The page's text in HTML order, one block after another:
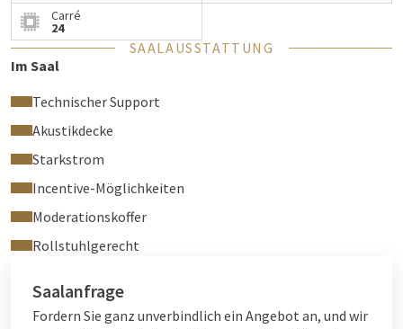
Carré
24
SAALAUSSTATTUNG
Im Saal
Technischer Support
Akustikdecke
Starkstrom
Incentive-Möglichkeiten
Moderationskoffer
Rollstuhlgerecht
Saalanfrage
Fordern Sie ganz unverbindlich ein Angebot an, und wir